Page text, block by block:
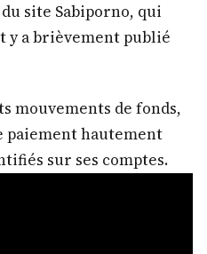
site Sabiporno, qui
y a brièvement publié
mouvements de fonds,
paiement hautement
sur ses comptes.